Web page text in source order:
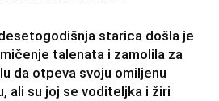
starica došla je
talenata i zamolila za
da otpeva svoju omiljenu
ali su joj se voditeljka i žiri